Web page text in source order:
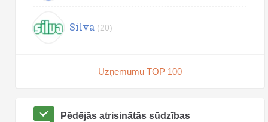
Silva (20)
Uzņēmumu TOP 100
Pēdējās atrisinātās sūdzības